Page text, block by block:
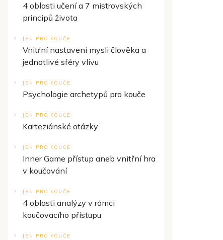
4 oblasti učení a 7 mistrovských
principů života
JEN PRO KOUČE
Vnitřní nastavení mysli člověka a
jednotlivé sféry vlivu
JEN PRO KOUČE
Psychologie archetypů pro kouče
JEN PRO KOUČE
Karteziánské otázky
JEN PRO KOUČE
Inner Game přístup aneb vnitřní hra
v koučování
JEN PRO KOUČE
4 oblasti analýzy v rámci
koučovacího přístupu
JEN PRO KOUČE